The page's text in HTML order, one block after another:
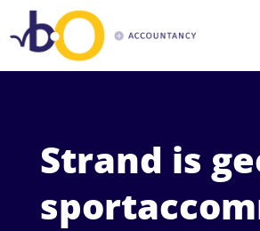
Strand is